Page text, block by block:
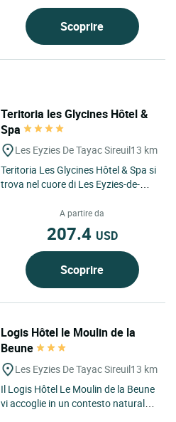
Scoprire
Teritoria les Glycines Hôtel &
Spa
Les Eyzies De Tayac Sireuil13 km
Teritoria Les Glycines Hôtel & Spa si
trova nel cuore di Les Eyzies-de-
Périgord Noir, dove...
A partire da
207.4 USD
Scoprire
Logis Hôtel le Moulin de la
Beune
Les Eyzies De Tayac Sireuil13 km
Il Logis Hôtel Le Moulin de la Beune
vi accoglie in un contesto naturale